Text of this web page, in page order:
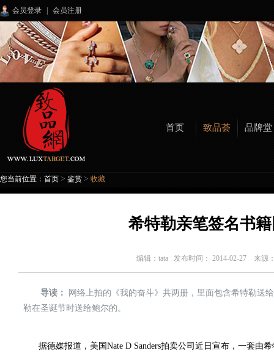
会员登录 会员注册
首页 致品荟 品牌堂
您当前位置： 首页 > 鉴赏 > 收藏
希特勒亲笔签名书
编辑： tata 发布时间： 2014-02-27 来源
导读：
网络上拍的《我的奋斗》共两册，里面包含希特勒送
勒在圣诞节时送给鲍尔的。
据德媒报道，美国Nate D Sanders拍卖公司近日宣布，一套由